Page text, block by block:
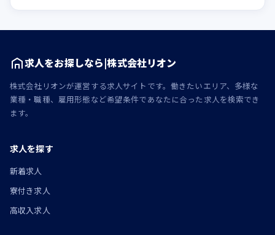
求人をお探しなら|株式会社リオン
株式会社リオンが運営する求人サイトです。働きたいエリア、多様な
業種・職種、雇用形態など希望条件であなたに合った求人を検索でき
ます。
求人を探す
新着求人
寮付き求人
高収入求人